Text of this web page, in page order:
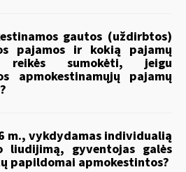
gautos (uždirbtos)
pajamos ir kokią pajamų
reikės sumokėti, jeigu
apmokestinamųjų pajamų
m., vykdydamas individualią
liudijimą, gyventojas galės
papildomai apmokestintos?